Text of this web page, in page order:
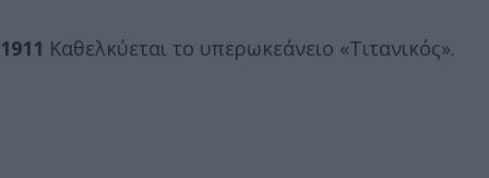
1911 Καθελκύεται το υπερωκεάνειο «Τιτανικός».